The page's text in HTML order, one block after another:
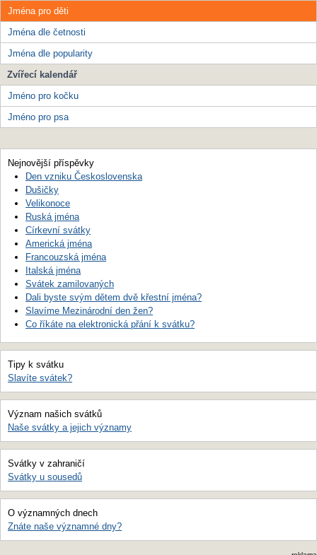
Jména pro děti
Jména dle četnosti
Jména dle popularity
Zvířecí kalendář
Jméno pro kočku
Jméno pro psa
Nejnovější příspěvky
Den vzniku Československa
Dušičky
Velikonoce
Ruská jména
Církevní svátky
Americká jména
Francouzská jména
Italská jména
Svátek zamilovaných
Dali byste svým dětem dvě křestní jména?
Slavíme Mezinárodní den žen?
Co říkáte na elektronická přání k svátku?
Tipy k svátku
Slavíte svátek?
Význam našich svátků
Naše svátky a jejich významy
Svátky v zahraničí
Svátky u sousedů
O významných dnech
Znáte naše významné dny?